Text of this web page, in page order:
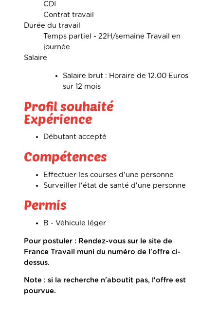
CDI
Contrat travail
Durée du travail
Temps partiel - 22H/semaine Travail en
journée
Salaire
Salaire brut : Horaire de 12.00 Euros
sur 12 mois
Profil souhaité
Expérience
Débutant accepté
Compétences
Effectuer les courses d'une personne
Surveiller l'état de santé d'une personne
Permis
B - Véhicule léger
Pour postuler : Rendez-vous sur le site de
France Travail muni du numéro de l'offre ci-
dessus.
Note : si la recherche n'aboutit pas, l'offre est
pourvue.